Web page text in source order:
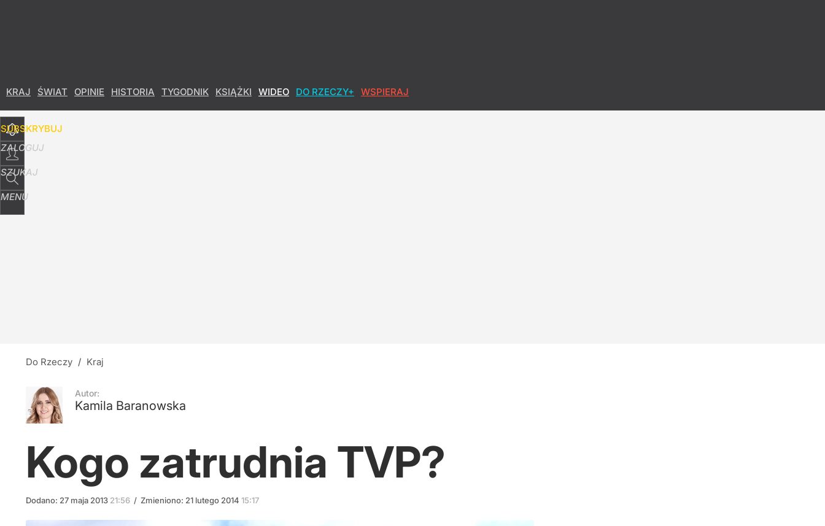
KRAJ ŚWIAT OPINIE HISTORIA TYGODNIK KSIĄŻKI WIDEO DO RZECZY+ WSPIERAJ
SUBSKRYBUJ
ZALOGUJ
SZUKAJ
MENU
Do Rzeczy / Kraj
Autor:
Kamila Baranowska
Kogo zatrudnia TVP?
Dodano: 27 maja 2013 21:56 / Zmieniono: 21 lutego 2014 15:17